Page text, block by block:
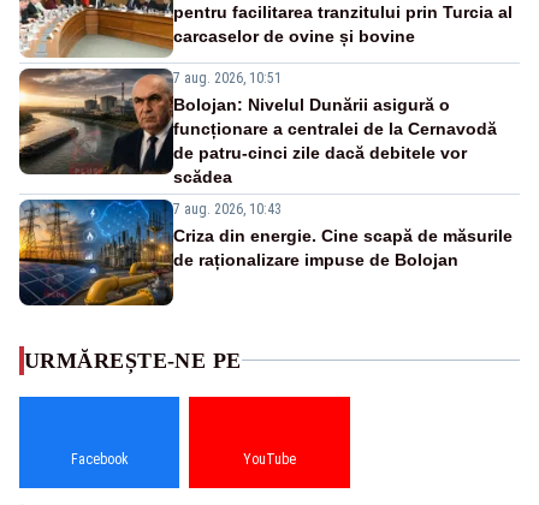
pentru facilitarea tranzitului prin Turcia al
carcaselor de ovine și bovine
7 aug. 2026, 10:51
Bolojan: Nivelul Dunării asigură o
funcționare a centralei de la Cernavodă
de patru-cinci zile dacă debitele vor
scădea
7 aug. 2026, 10:43
Criza din energie. Cine scapă de măsurile
de raționalizare impuse de Bolojan
URMĂREȘTE-NE PE
Facebook YouTube